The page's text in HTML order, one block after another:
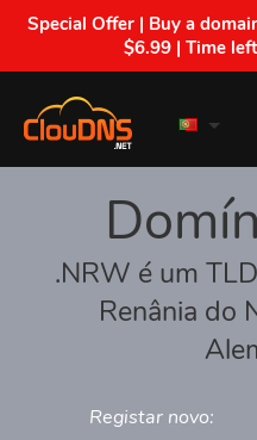
Special Offer | Buy a
$6.99 | Time
.NRW é um
Renânia do
Registar novo: